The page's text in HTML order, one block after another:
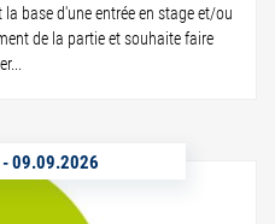
base d'une entrée en stage et/ou
de la partie et souhaite faire
-09.09.2026